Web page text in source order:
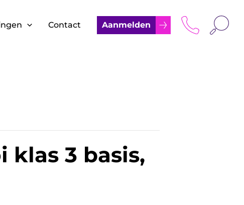
Contact Aanmelden
3 basis,